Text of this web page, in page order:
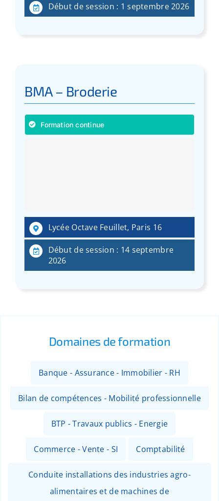
Début de session : 1 septembre 2026
BMA – Broderie
Formation continue
Lycée Octave Feuillet, Paris 16
Début de session : 14 septembre
2026
Domaines de formation
Banque - Assurance - Immobilier - RH
Bilan de compétences - Mobilité professionnelle
BTP - Travaux publics - Energie
Commerce - Vente - SI Comptabilité
Conduite installations des industries agro-
alimentaires et de machines de